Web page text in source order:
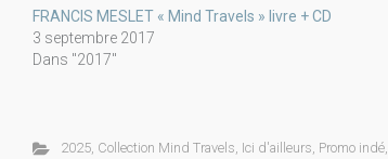
FRANCIS MESLET « Mind Travels » livre + CD
3 septembre 2017
Dans "2017"
2025, Collection Mind Travels, Ici d'ailleurs, Promo indé,